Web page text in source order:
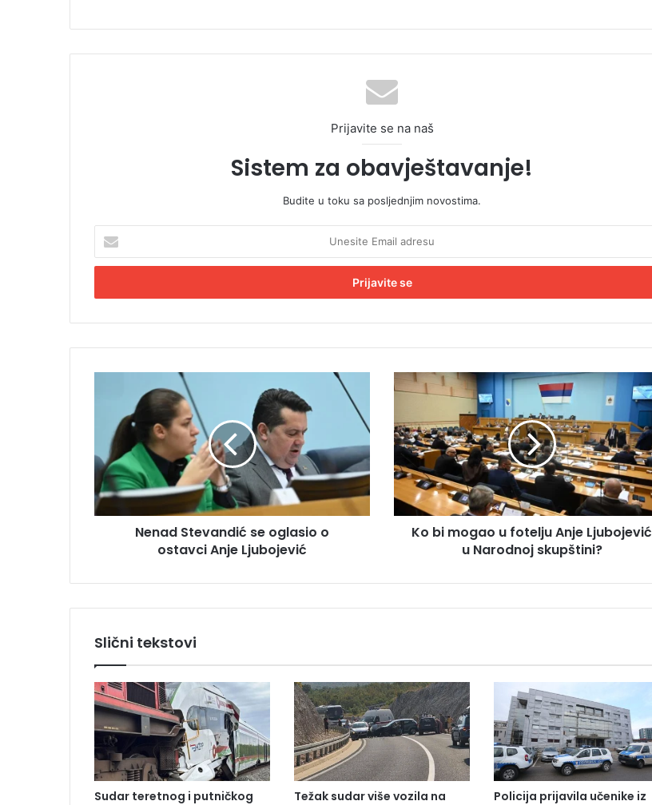
Prijavite se na naš
Sistem za obavještavanje!
Budite u toku sa posljednjim novostima.
e
i
E
d
r
e
s
u
S
e
v
i
o
g
l
a
s
i
o
o
o
s
Nenad Stevandić se oglasio o
ostavci Anje Ljubojević
K
i
m
o
g
a
o
t
A
n
j
e
L
u
b
o
Ko bi mogao u fotelju Anje Ljubojević
u Narodnoj skupštini?
Slični tekstovi
Sudar teretnog i putničkog
Težak sudar više vozila na
Policija prijavila učenike iz